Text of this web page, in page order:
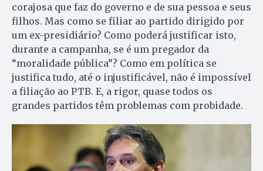
corajosa que faz do governo e de sua pessoa e seus
filhos. Mas como se filiar ao partido dirigido por
um ex-presidiário? Como poderá justificar isto,
durante a campanha, se é um pregador da
“moralidade pública”? Como em política se
justifica tudo, até o injustificável, não é impossível
a filiação ao PTB. E, a rigor, quase todos os
grandes partidos têm problemas com probidade.